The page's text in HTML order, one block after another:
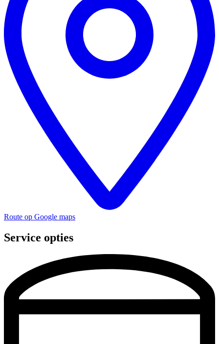
Route op Google maps
Service opties